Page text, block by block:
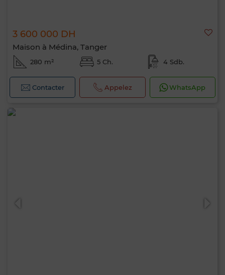
3 600 000 DH
Maison à Médina, Tanger
280 m² 5 Ch. 4 Sdb.
Contacter Appelez WhatsApp